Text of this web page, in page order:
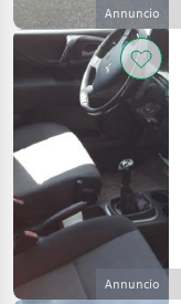
Berline
Mitsubishi
SCEGLI
CATEGORIA
Mitsubishi
Skoda
Mercedes
Annuncio
Annuncio